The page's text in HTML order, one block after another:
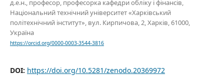
д.е.н., професор, професорка кафедри обліку і фінансів,
Національний технічний університет «Харківський
політехнічний інститут», вул. Кирпичова, 2, Харків, 61000,
Україна
https://orcid.org/0000-0003-3544-3816
DOI: https://doi.org/10.5281/zenodo.20369972